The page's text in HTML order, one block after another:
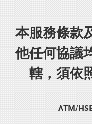
本服務條款
他任何協議
轄，須依
ATM/